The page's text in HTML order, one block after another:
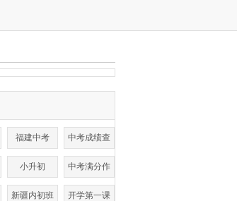
福建中考 中考成绩查
询
小升初 中考满分作
文
新疆内初班 开学第一课